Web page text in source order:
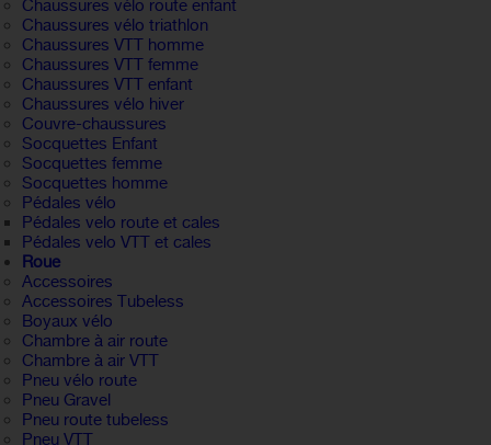
Chaussures vélo route enfant
Chaussures vélo triathlon
Chaussures VTT homme
Chaussures VTT femme
Chaussures VTT enfant
Chaussures vélo hiver
Couvre-chaussures
Socquettes Enfant
Socquettes femme
Socquettes homme
Pédales vélo
Pédales velo route et cales
Pédales velo VTT et cales
Roue
Accessoires
Accessoires Tubeless
Boyaux vélo
Chambre à air route
Chambre à air VTT
Pneu vélo route
Pneu Gravel
Pneu route tubeless
Pneu VTT